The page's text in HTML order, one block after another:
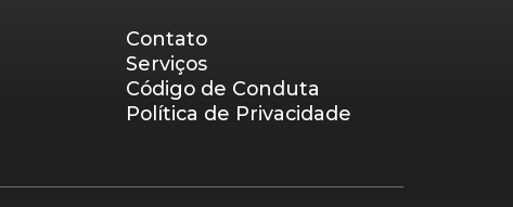
Contato
Serviços
Código de Conduta
Política de Privacidade